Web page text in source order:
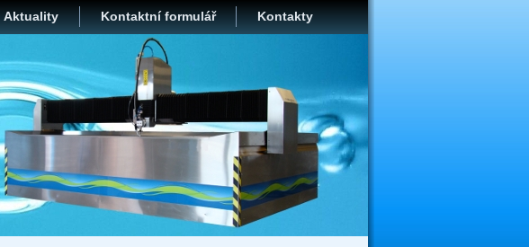
Aktuality Kontaktní formulář Kontakty